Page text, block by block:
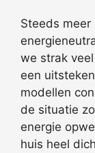
Steeds
we strak
een
modellen
de situatie
energie
huis heel